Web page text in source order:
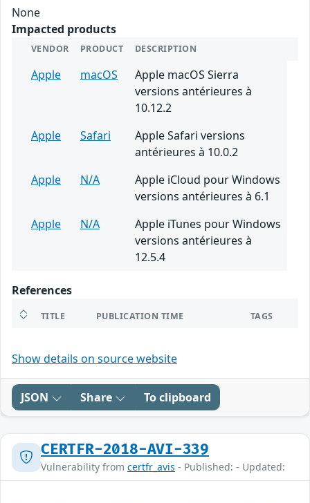
None
Impacted products
VENDOR PRODUCT DESCRIPTION
Apple macOS
Apple macOS Sierra
versions antérieures à
10.12.2
Apple
Safari
Apple Safari versions
antérieures à 10.0.2
Apple
N/A
Apple iCloud pour Windows
versions antérieures à 6.1
Apple
N/A
Apple iTunes pour Windows
versions antérieures à
12.5.4
References
TITLE PUBLICATION TIME TAGS
Show details on source website
JSON Share To clipboard
CERTFR-2018-AVI-339
Vulnerability from certfr_avis - Published: - Updated: